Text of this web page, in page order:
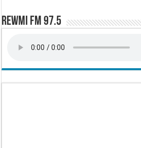
Rewmi FM 97.5